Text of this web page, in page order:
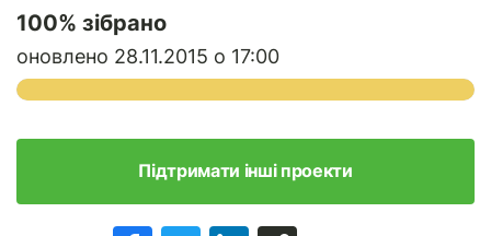
100% зібрано
оновлено 28.11.2015 о 17:00
Підтримати інші проекти